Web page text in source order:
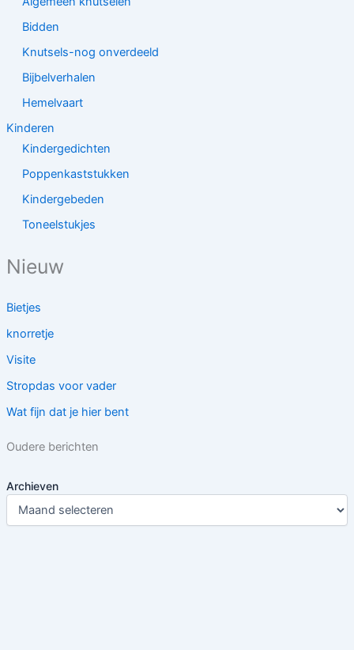
Bidden
Knutsels-nog onverdeeld
Bijbelverhalen
Hemelvaart
Kinderen
Kindergedichten
Poppenkaststukken
Kindergebeden
Toneelstukjes
Nieuw
Bietjes
knorretje
Visite
Stropdas voor vader
Wat fijn dat je hier bent
Oudere berichten
Archieven